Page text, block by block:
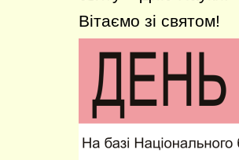
Вітаємо зі святом!